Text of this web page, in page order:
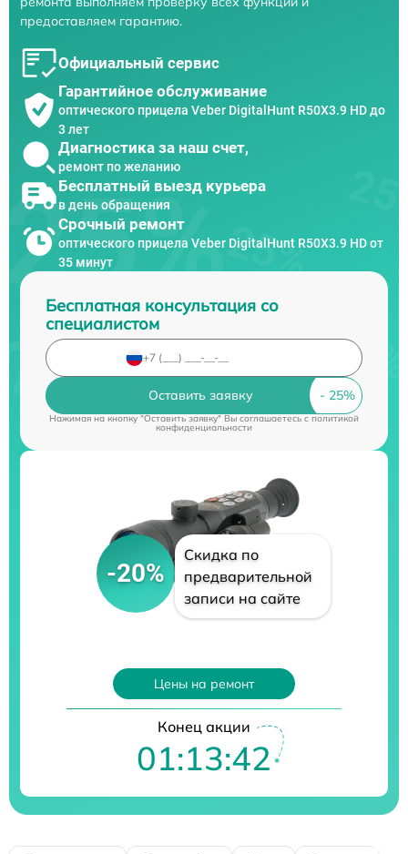
предоставляем гарантию.
Официальный сервис
Гарантийное обслуживание
оптического прицела Veber DigitalHunt R50X3.9 HD до
3 лет
Диагностика за наш счет,
ремонт по желанию
Бесплатный выезд курьера
в день обращения
Срочный ремонт
оптического прицела Veber DigitalHunt R50X3.9 HD от
35 минут
Бесплатная консультация со
специалистом
Оставить заявку
Нажимая на кнопку "Оставить заявку" Вы соглашаетесь cполитикой
конфиденциальности
-20%
Скидка по
предварительной
записи на сайте
Цены на ремонт
Конец акции
01:13:41